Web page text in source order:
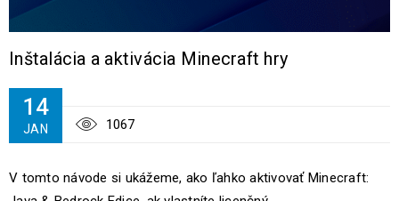
Inštalácia a aktivácia Minecraft hry
14
JAN 1067
V tomto návode si ukážeme, ako ľahko aktivovať Minecraft: